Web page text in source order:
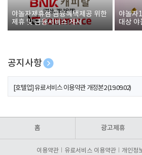
야놀자제휴점 금융혜택제공 위한
제휴 및 금융서비스 게시
야놀자
대상
폰 증정
공지사항
[호텔업] 개인정보 처리방침 개정본1 (19.09.02)
[호텔업] 유료서비스 이용약관 개정본2 (19.09.02)
홈 광고제휴
이용약관 유료서비스 이용약관 개인정